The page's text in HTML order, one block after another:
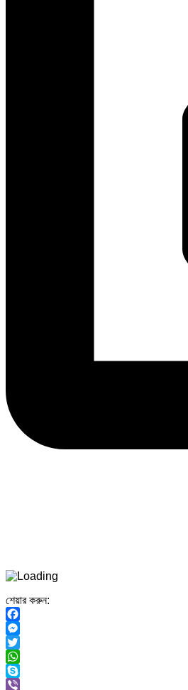
শেয়ার করুন:
Facebook
Messenger
Twitter
WhatsApp
Skype